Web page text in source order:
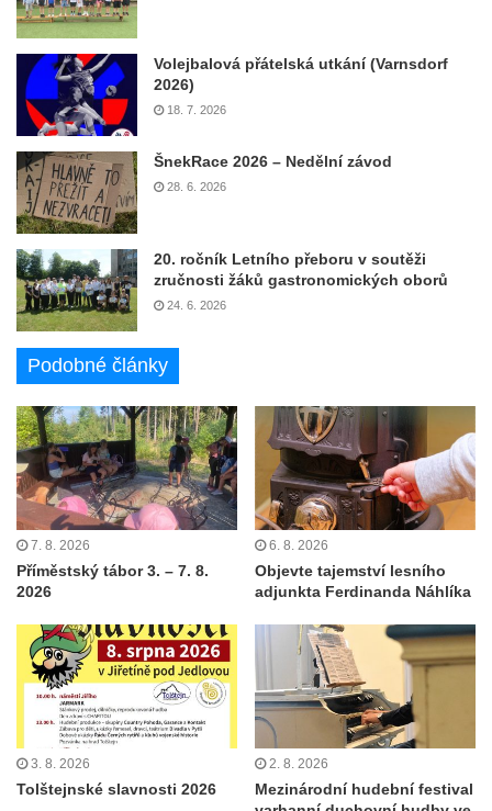
Volejbalová přátelská utkání (Varnsdorf
2026)
18. 7. 2026
ŠnekRace 2026 – Nedělní závod
28. 6. 2026
20. ročník Letního přeboru v soutěži
zručnosti žáků gastronomických oborů
24. 6. 2026
Podobné články
7. 8. 2026
Příměstský tábor 3. – 7. 8.
2026
6. 8. 2026
Objevte tajemství lesního
adjunkta Ferdinanda Náhlíka
3. 8. 2026
Tolštejnské slavnosti 2026
2. 8. 2026
Mezinárodní hudební festival